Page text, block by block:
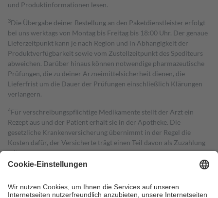
und Produktinformationen lesen.
3Die Übergabe deiner Bestellung an den Paketdienstleister erfolgt
bei uns werktags von Montag bis Freitag bis 18:00 Uhr. Der genaue
Lieferzeitpunkt kann je nach Region und in Abhängigkeit der
Produktverfügbarkeit sowie vom Zustellzeitpunkt des Spediteurs
abweichen. Darüber hinaus können notwendige pharmazeutische
Prüfungen, die zu deiner Arzneimittelsicherheit dienen, die
Lieferfrist um die Dauer der Prüfungen einschließlich Klärungen
verlängern.
4Für verschreibungspflichtige Medikamente stellt der Arzt ein
Rezept aus und der Patient erhält sie in der Apotheke. Die
gesetzliche Krankenversicherung übernimmt in der Regel die
Kosten dafür, der Versicherte trägt einen Teil davon als Zuzahlung
mit.
Grundsätzlich leisten Mitglieder Zuzahlungen in Höhe von zehn
höchstens zehn Euro.
Es sind jedoch nie mehr als die tatsächlichen
Kosten der Leistung zu entrichten.